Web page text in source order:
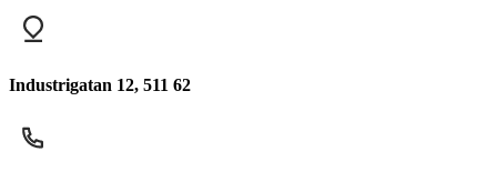
Industrigatan 12, 511 62